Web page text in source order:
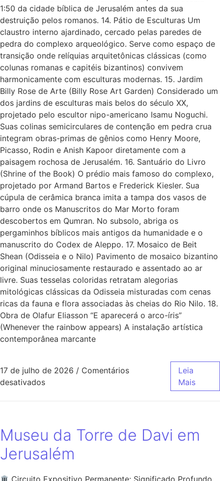
1:50 da cidade bíblica de Jerusalém antes da sua
destruição pelos romanos. 14. Pátio de Esculturas Um
claustro interno ajardinado, cercado pelas paredes de
pedra do complexo arqueológico. Serve como espaço de
transição onde relíquias arquitetônicas clássicas (como
colunas romanas e capitéis bizantinos) convivem
harmonicamente com esculturas modernas. 15. Jardim
Billy Rose de Arte (Billy Rose Art Garden) Considerado um
dos jardins de esculturas mais belos do século XX,
projetado pelo escultor nipo-americano Isamu Noguchi.
Suas colinas semicirculares de contenção em pedra crua
integram obras-primas de gênios como Henry Moore,
Picasso, Rodin e Anish Kapoor diretamente com a
paisagem rochosa de Jerusalém. 16. Santuário do Livro
(Shrine of the Book) O prédio mais famoso do complexo,
projetado por Armand Bartos e Frederick Kiesler. Sua
cúpula de cerâmica branca imita a tampa dos vasos de
barro onde os Manuscritos do Mar Morto foram
descobertos em Qumran. No subsolo, abriga os
pergaminhos bíblicos mais antigos da humanidade e o
manuscrito do Codex de Aleppo. 17. Mosaico de Beit
Shean (Odisseia e o Nilo) Pavimento de mosaico bizantino
original minuciosamente restaurado e assentado ao ar
livre. Suas tesselas coloridas retratam alegorias
mitológicas clássicas da Odisseia misturadas com cenas
ricas da fauna e flora associadas às cheias do Rio Nilo. 18.
Obra de Olafur Eliasson “E aparecerá o arco-íris”
(Whenever the rainbow appears) A instalação artística
contemporânea marcante
17 de julho de 2026 / Comentários
desativados
Leia
Mais
Museu da Torre de Davi em
Jerusalém